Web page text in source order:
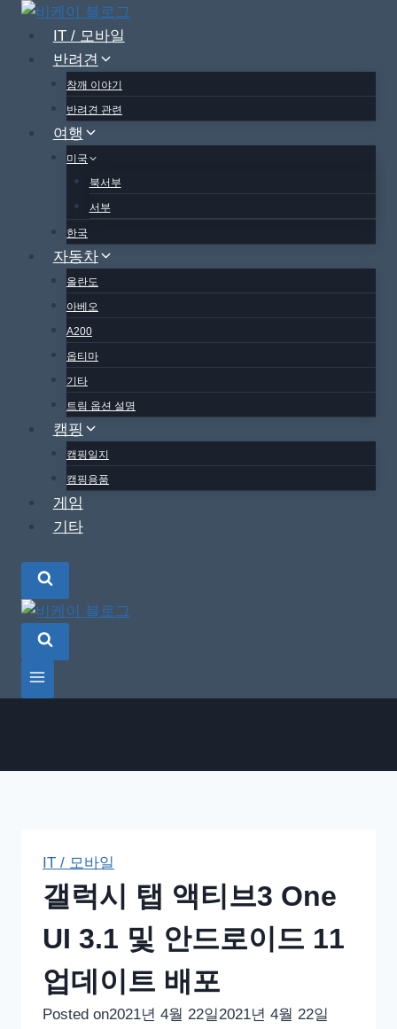
Skip
content
IT / 모바일
반려견
참깨 이야기
반려견 관련
여행
미국
북서부
서부
한국
자동차
올란도
아베오
A200
옵티마
기타
트림 옵션 설명
캠핑
캠핑일지
캠핑용품
게임
기타
IT / 모바일
갤럭시 탭 액티브3 One
UI 3.1 및 안드로이드 11
업데이트 배포
Posted on2021년 4월 22일2021년 4월 22일